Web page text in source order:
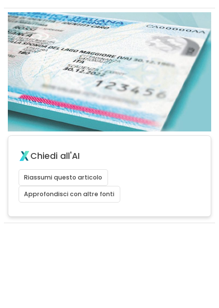
Chiedi all'AI
Riassumi questo articolo
Approfondisci con altre fonti